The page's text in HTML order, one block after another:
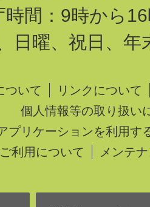
時間：9時から
日曜、祝日、年
ついて
リンクについて
個人情報等の取り扱い
プリケーションを利用す
利用について
メンテ